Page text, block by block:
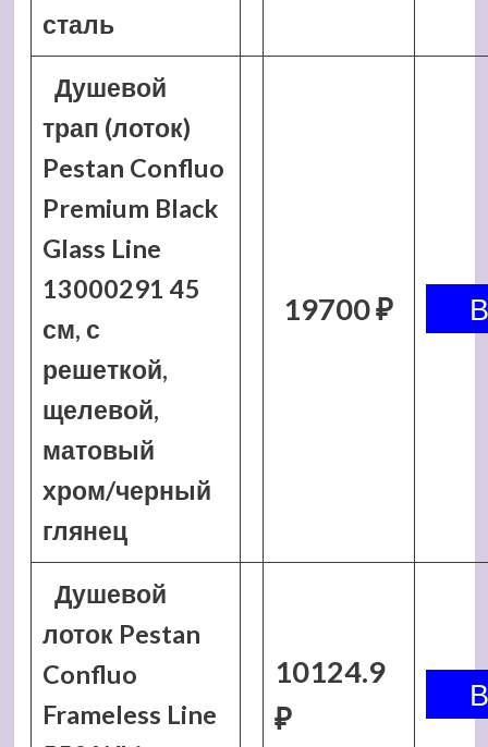
сталь
Душевой
трап (лоток)
Pestan Confluo
Premium Black
Glass Line
13000291 45
см, с
решеткой,
щелевой,
матовый
хром/черный
глянец
19700 ₽
Душевой
лоток Pestan
Confluo
Frameless Line
10124.9
₽